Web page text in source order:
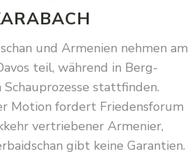
und Armenien nehmen am
teil, während in Berg-
Schauprozesse stattfinden.
Motion fordert Friedensforum
vertriebener Armenier,
gibt keine Garantien.